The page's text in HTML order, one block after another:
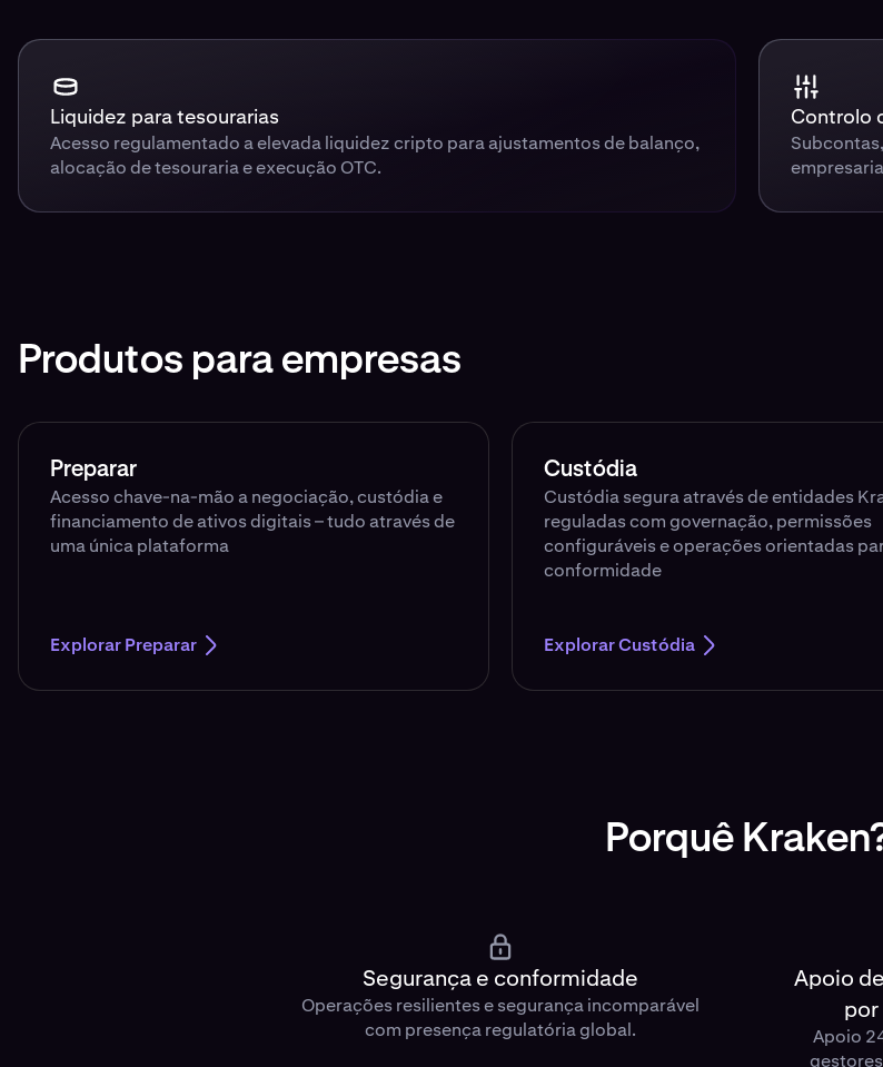
Liquidez para tesourarias
Acesso regulamentado a elevada liquidez cripto para ajustamentos de balanço,
alocação de tesouraria e execução OTC.
Controlo
Produtos para empresas
Preparar
Acesso chave-na-mão a negociação, custódia e
financiamento de ativos digitais – tudo através de
uma única plataforma
Explorar Preparar
Custódia
Custódia segura através de entidades
reguladas com governação, permissões
configuráveis e operações orientadas
conformidade
Explorar Custódia
Porquê
Segurança e conformidade
Operações resilientes e segurança incomparável
com presença regulatória global.
Apoio
por
Apoio